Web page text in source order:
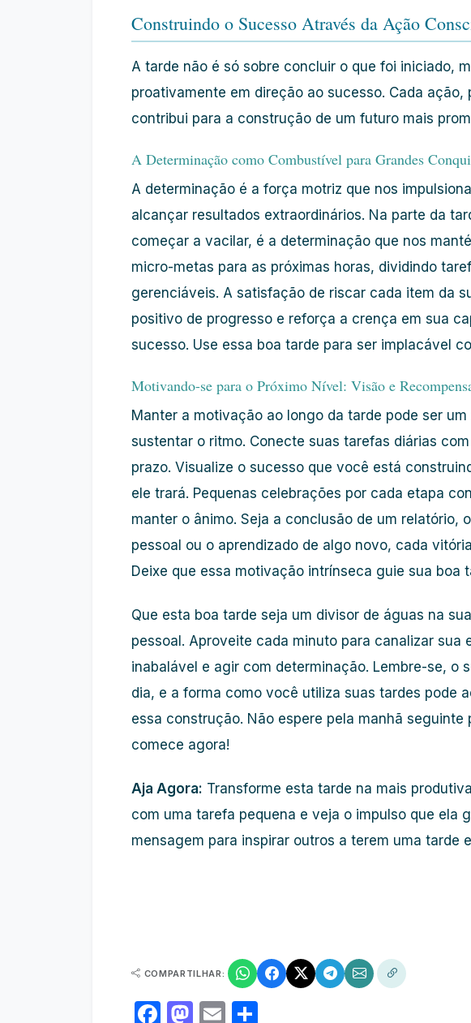
Construindo o Sucesso Através da Ação
A tarde não é só sobre concluir o que foi iniciado,
proativamente em direção ao sucesso. Cada ação,
contribui para a construção de um futuro mais
A Determinação como Combustível para Grandes
A determinação é a força motriz que nos
alcançar resultados extraordinários. Na parte da
começar a vacilar, é a determinação que nos
micro-metas para as próximas horas, dividindo
gerenciáveis. A satisfação de riscar cada item da
positivo de progresso e reforça a crença em sua
sucesso. Use essa boa tarde para ser implacável
Motivando-se para o Próximo Nível: Visão e
Manter a motivação ao longo da tarde pode ser
sustentar o ritmo. Conecte suas tarefas diárias
prazo. Visualize o sucesso que você está
ele trará. Pequenas celebrações por cada etapa
manter o ânimo. Seja a conclusão de um relatório,
pessoal ou o aprendizado de algo novo, cada
Deixe que essa motivação intrínseca guie sua boa
Que esta boa tarde seja um divisor de águas na
pessoal . Aproveite cada minuto para canalizar sua
inabalável e agir com determinação. Lembre-se, o
dia, e a forma como você utiliza suas tardes pode
essa construção. Não espere pela manhã seguinte
comece agora!
Aja Agora: Transforme esta tarde na mais produtiva
com uma tarefa pequena e veja o impulso que ela
mensagem para inspirar outros a terem uma tarde
COMPARTILHAR:
Facebook
Mastodon
Email